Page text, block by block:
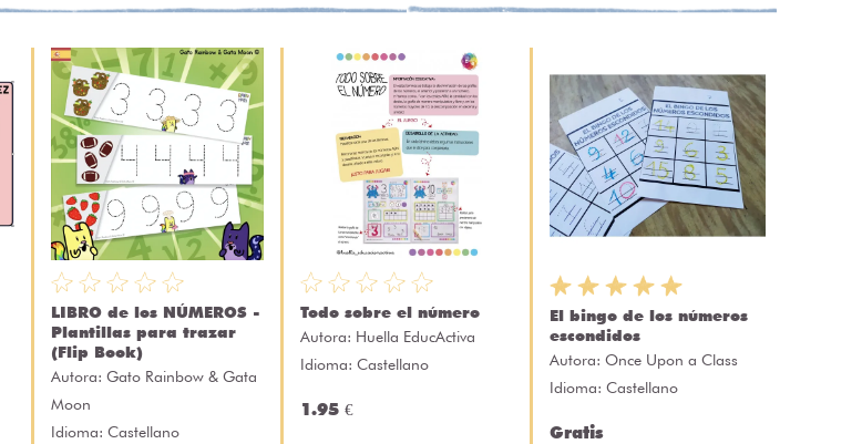
LIBRO de los NÚMEROS -
Plantillas para trazar
(Flip Book)
Autora: Gato Rainbow & Gata
Moon
Idioma: Castellano
Todo sobre el número
Autora: Huella EducActiva
Idioma: Castellano
1.95 €
El bingo de los números
escondidos
Autora: Once Upon a Class
Idioma: Castellano
Gratis